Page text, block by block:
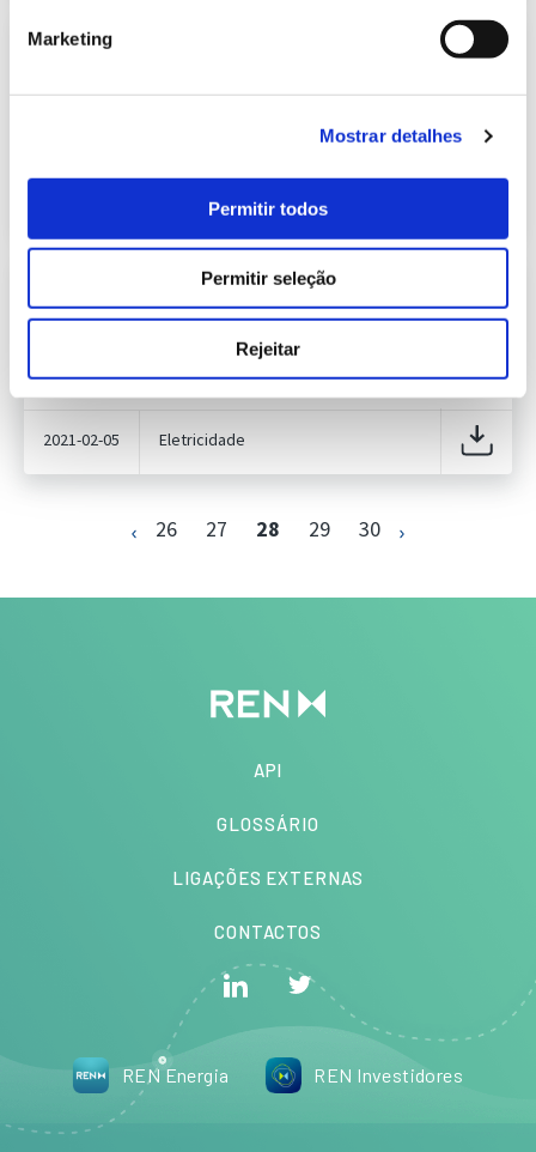
Marketing
Mostrar detalhes
Permitir todos
Permitir seleção
Rejeitar
Eletroprodutor da semana 5 de 2022
Publicação com periodicidade semanal, com
informação sobre Eletricidade
Informação Semanal do Sistema
Eletroprodutor da semana 5 de 2021
Publicação com periodicidade semanal, com
informação sobre Eletricidade
2021-02-05 Eletricidade
26 27 28 29 30
API
GLOSSÁRIO
LIGAÇÕES EXTERNAS
CONTACTOS
REN Energia REN Investidores